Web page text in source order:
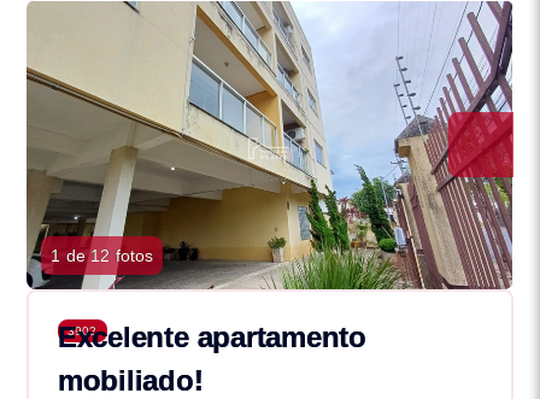
1 de 12 fotos
3902
Excelente apartamento
mobiliado!